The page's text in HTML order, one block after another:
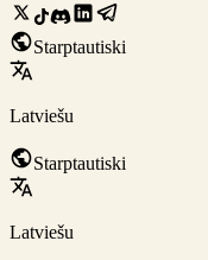
Starptautiski
Latviešu
Starptautiski
Latviešu